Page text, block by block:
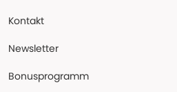
Kontakt
Newsletter
Bonusprogramm